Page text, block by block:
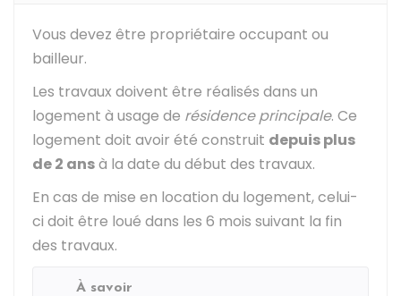
Vous devez être propriétaire occupant ou
bailleur.
Les travaux doivent être réalisés dans un
logement à usage de résidence principale. Ce
logement doit avoir été construit depuis plus
de 2 ansà la date du début des travaux.
En cas de mise en location du logement, celui-
ci doit être loué dans les 6 mois suivant la fin
des travaux.
À savoir